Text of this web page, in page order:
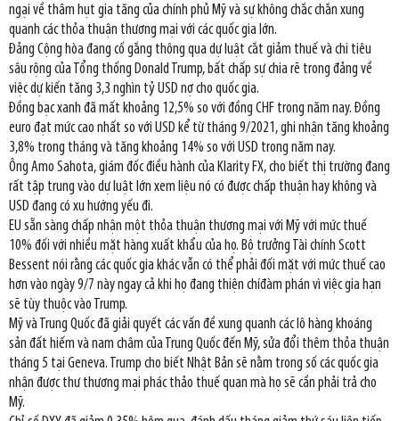
ngại về thâm hụt gia tăng của chính phủ Mỹ và sự không chắc chắn xung
quanh các thỏa thuận thương mại với các quốc gia lớn.
Đảng Cộng hòa đang cố gắng thông qua dự luật cắt giảm thuế và chi tiêu
sâu rộng của Tổng thống Donald Trump, bất chấp sự chia rẽ trong đảng về
việc dự kiến tăng 3,3 nghìn tỷ USD nợ cho quốc gia.
Đồng bạc xanh đã mất khoảng 12,5% so với đồng CHF trong năm nay. Đồng
euro đạt mức cao nhất so với USD kể từ tháng 9/2021, ghi nhận tăng khoảng
3,8% trong tháng và tăng khoảng 14% so với USD trong năm nay.
Ông Amo Sahota, giám đốc điều hành của Klarity FX, cho biết thị trường đang
rất tập trung vào dự luật lớn xem liệu nó có được chấp thuận hay không và
USD đang có xu hướng yếu đi.
EU sẵn sàng chấp nhận một thỏa thuận thương mại với Mỹ với mức thuế
10% đối với nhiều mặt hàng xuất khẩu của họ. Bộ trưởng Tài chính Scott
Bessent nói rằng các quốc gia khác vẫn có thể phải đối mặt với mức thuế cao
hơn vào ngày 9/7 này ngay cả khi họ đang thiện chíđàm phán vì việc gia hạn
sẽ tùy thuộc vào Trump.
Mỹ và Trung Quốc đã giải quyết các vấn đề xung quanh các lô hàng khoáng
sản đất hiếm và nam châm của Trung Quốc đến Mỹ, sửa đổi thêm thỏa thuận
tháng 5 tại Geneva. Trump cho biết Nhật Bản sẽ nằm trong số các quốc gia
nhận được thư thương mại phác thảo thuế quan mà họ sẽ cần phải trả cho
Mỹ.